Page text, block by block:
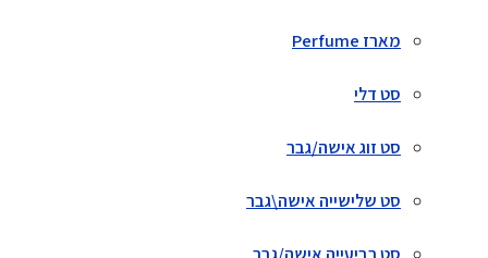
מארז Perfume
סט דלי
סט זוג אישה/גבר
סט שלישייה אישה\גבר